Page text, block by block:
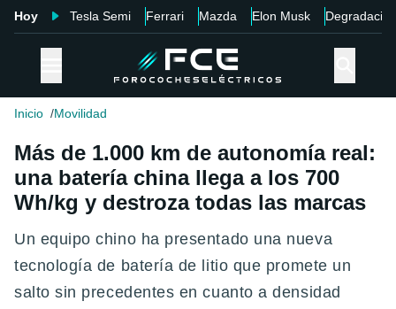
Hoy Tesla Semi Ferrari Mazda Elon Musk Degradación
Inicio Movilidad
Más de 1.000 km de autonomía real:
una batería china llega a los 700
Wh/kg y destroza todas las marcas
Un equipo chino ha presentado una nueva
tecnología de batería de litio que promete un
salto sin precedentes en cuanto a densidad